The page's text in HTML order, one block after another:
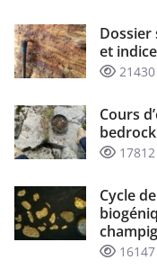
Dossier
et
Cours
Cycle